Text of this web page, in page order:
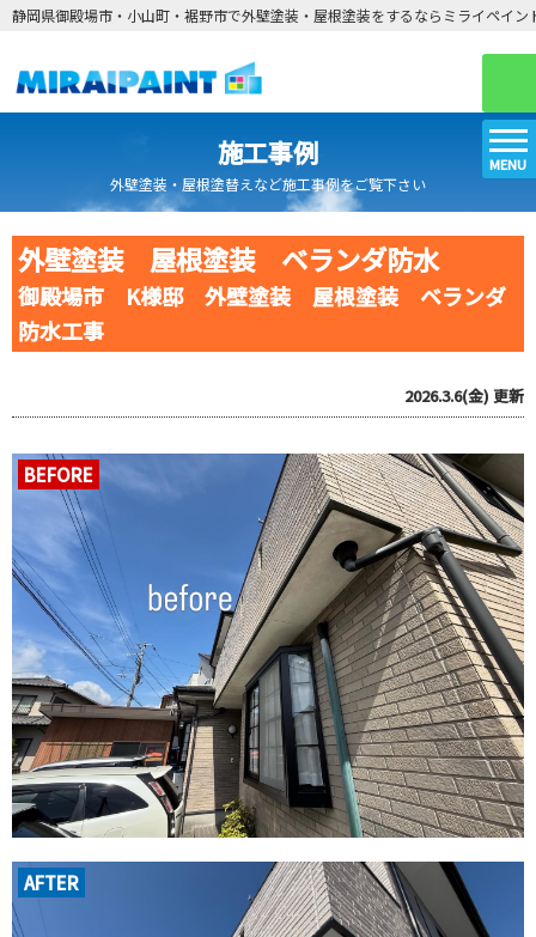
静岡県御殿場市・小山町・裾野市で外壁塗装・屋根塗装をするならミライペイン
MENU
施工事例
外壁塗装・屋根塗替えなど施工事例をご覧下さい
外壁塗装 屋根塗装 ベランダ防水
御殿場市 K様邸 外壁塗装 屋根塗装 ベランダ
防水工事
2026.3.6(金) 更新
AFTER
BEFORE